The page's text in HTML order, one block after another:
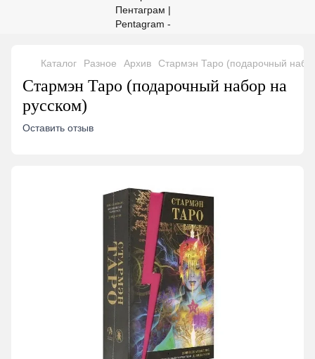
Каталог Разное Архив Стармэн Таро (подарочный
Стармэн Таро (подарочный набор на
русском)
Оставить отзыв